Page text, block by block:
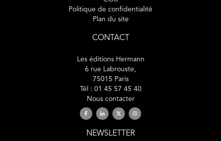
Politique de confidentialité
Plan du site
CONTACT
Les éditions Hermann
6 rue Labrouste,
75015 Paris
Tél : 01 45 57 45 40
Nous contacter
NEWSLETTER